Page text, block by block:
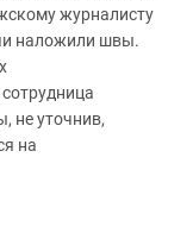
журналисту
наложили швы.
не уточнив,
на